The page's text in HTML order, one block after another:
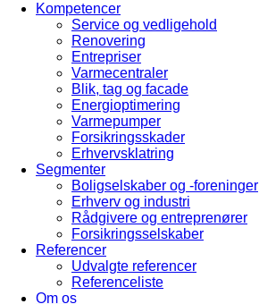
Kompetencer
Service og vedligehold
Renovering
Entrepriser
Varmecentraler
Blik, tag og facade
Energioptimering
Varmepumper
Forsikringsskader
Erhvervsklatring
Segmenter
Boligselskaber og -foreninger
Erhverv og industri
Rådgivere og entreprenører
Forsikringsselskaber
Referencer
Udvalgte referencer
Referenceliste
Om os